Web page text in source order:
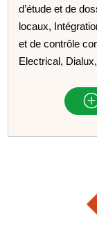
d’étude et de
locaux,
et de contrôle
Electrical,